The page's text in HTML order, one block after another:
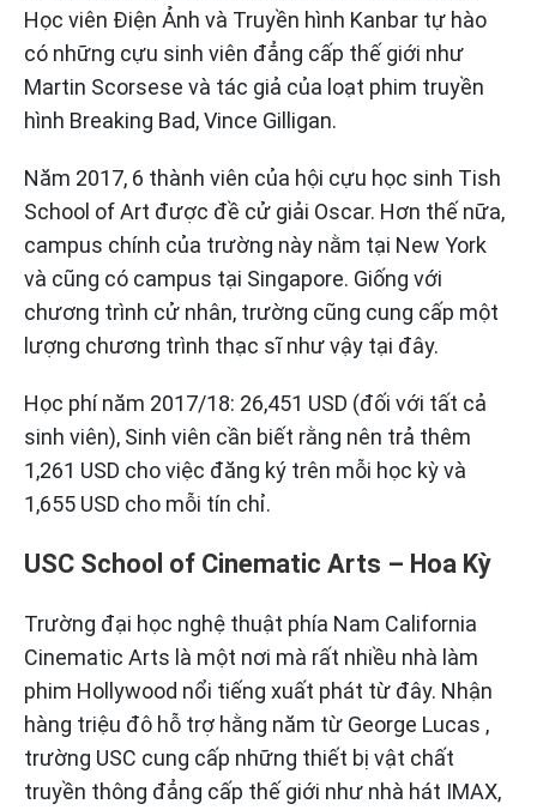
Học viên Điện Ảnh và Truyền hình Kanbar tự hào
có những cựu sinh viên đẳng cấp thế giới như
Martin Scorsese và tác giả của loạt phim truyền
hình Breaking Bad, Vince Gilligan.
Năm 2017, 6 thành viên của hội cựu học sinh Tish
School of Art được đề cử giải Oscar. Hơn thế nữa,
campus chính của trường này nằm tại New York
và cũng có campus tại Singapore. Giống với
chương trình cử nhân, trường cũng cung cấp một
lượng chương trình thạc sĩ như vậy tại đây.
Học phí năm 2017/18: 26,451 USD (đối với tất cả
sinh viên), Sinh viên cần biết rằng nên trả thêm
1,261 USD cho việc đăng ký trên mỗi học kỳ và
1,655 USD cho mỗi tín chỉ.
USC School of Cinematic Arts – Hoa Kỳ
Trường đại học nghệ thuật phía Nam California
Cinematic Arts là một nơi mà rất nhiều nhà làm
phim Hollywood nổi tiếng xuất phát từ đây. Nhận
hàng triệu đô hỗ trợ hằng năm từ George Lucas ,
trường USC cung cấp những thiết bị vật chất
truyền thông đẳng cấp thế giới như nhà hát IMAX,